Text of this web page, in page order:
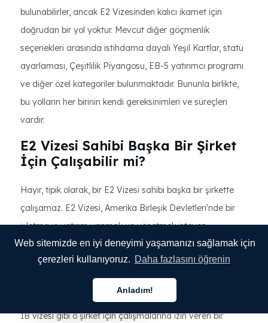
Web sitemizde en iyi deneyimi yaşamanızı sağlamak için
çerezleri kullanıyoruz. Daha fazlasını öğrenin
Anladım!
bulunabilirler, ancak E2 Vizesinden kalıcı ikamet için
doğrudan bir yol yoktur. Mevcut diğer göçmenlik
seçenekleri arasında istihdama dayalı Yeşil Kartlar, statü
ayarlaması, Çeşitlilik Piyangosu, EB-5 yatırımcı programı
ve diğer özel kategoriler bulunmaktadır. Bununla birlikte,
bu yolların her birinin kendi gereksinimleri ve süreçleri
vardır.
E2 Vizesi Sahibi Başka Bir Şirket
İçin Çalışabilir mi?
Hayır, tipik olarak, bir E2 Vizesi sahibi başka bir şirkette
çalışamaz. E2 Vizesi, Amerika Birleşik Devletleri'nde bir
işletmeye yatırım yapmak ve yönetmek isteyen
yatırımcılar ve girişimciler için tasarlanmıştır. Vize
tarafından verilen çalışma izni, E2 Vizesi sahibinin yatırım
yaptığı işletme içinde çalışmakla sınırlıdır.. Farklı bir
şirkette çalışmak istiyorlarsa, genellikle vize statülerini H-
1B vizesi gibi o şirket için çalışmalarına izin veren bir
Türkçe